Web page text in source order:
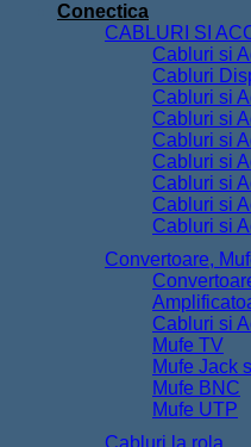
Conectica
CABLURI SI
Cabluri si
Cabluri
Cabluri si
Cabluri si
Cabluri si
Cabluri si
Cabluri si
Cabluri si
Cabluri si
Convertoare,
Cabluri si
Mufe TV
Mufe Jack
Mufe BNC
Mufe UTP